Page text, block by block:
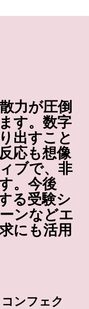
力が圧倒
す。数字
出すこと
応も想像
ブで、非
。今後
る受験シ
ンなどエ
にも活用
ンフェク